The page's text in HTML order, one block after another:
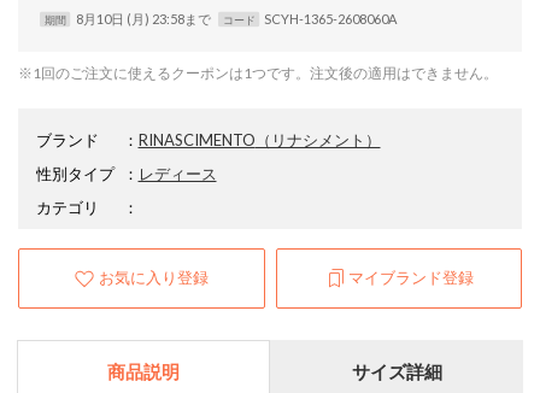
期間 8月10日 (月) 23:58まで コード SCYH-1365-2608060A
※1回のご注文に使えるクーポンは1つです。注文後の適用はできません。
ブランド ： RINASCIMENTO （リナシメント）
性別タイプ
： レディース
カテゴリ
：
お気に入り登録 マイブランド登録
商品説明 サイズ詳細